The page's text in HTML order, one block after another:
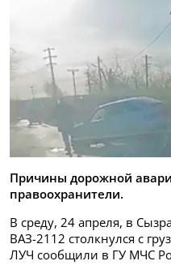
Причины дорожной
правоохранители.
В среду, 24 апреля, в
ВАЗ-2112 столкнулся с
ЛУЧ сообщили в ГУ МЧС